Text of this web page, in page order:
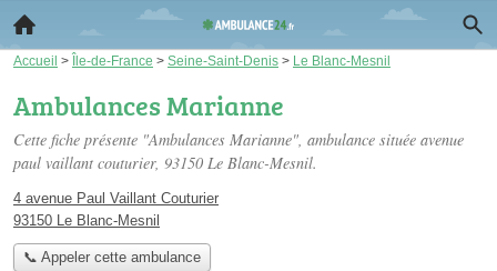
Accueil > Île-de-France > Seine-Saint-Denis > Le Blanc-Mesnil
Ambulances Marianne
Cette fiche présente "Ambulances Marianne", ambulance située avenue
paul vaillant couturier, 93150 Le Blanc-Mesnil.
4 avenue Paul Vaillant Couturier
93150 Le Blanc-Mesnil
📞 Appeler cette ambulance